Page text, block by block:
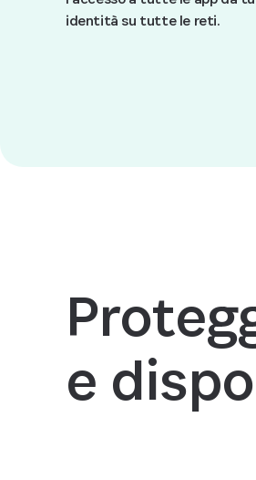
identità su tutte le reti.
e